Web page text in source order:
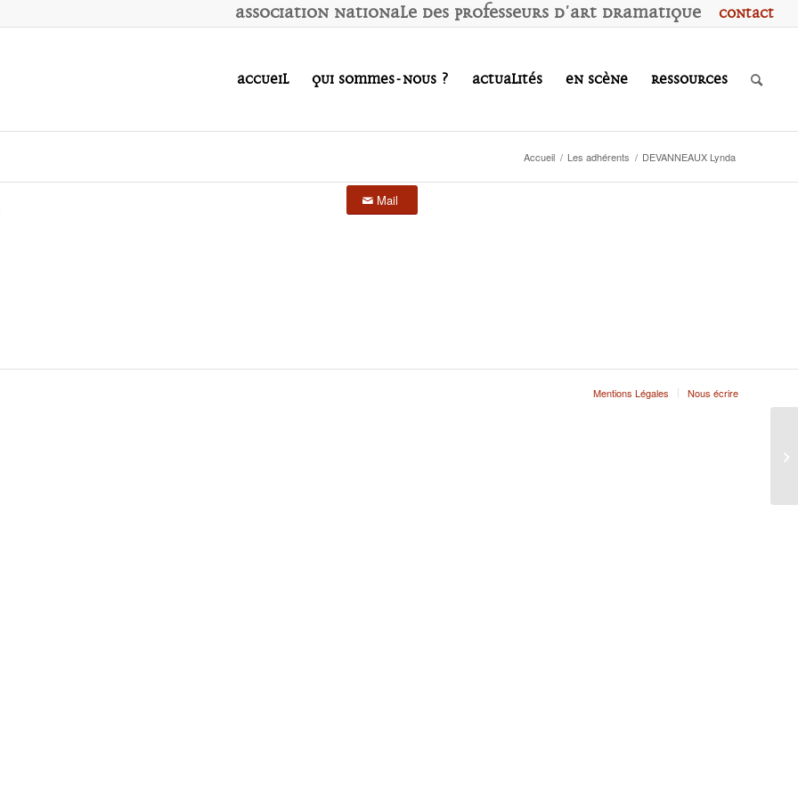
Contact
Association Nationale des Professeurs d'Art Dramatique
Accueil Qui sommes-nous ? Actualités En scène Ressources
Accueil / Les adhérents / DEVANNEAUX Lynda
Mail
Mentions Légales Nous écrire